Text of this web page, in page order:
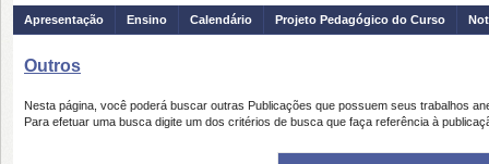
Apresentação Ensino Calendário Projeto Pedagógico do Curso
Outros
Nesta página, você poderá buscar outras Publicações que possuem seus trabalhos
Para efetuar uma busca digite um dos critérios de busca que faça referência à